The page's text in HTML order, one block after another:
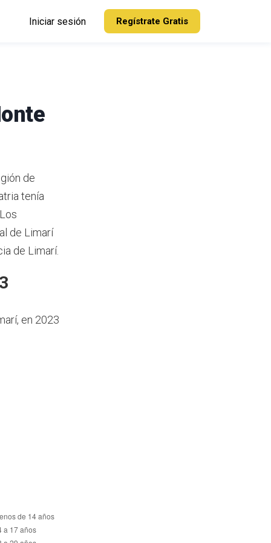
Iniciar sesión Regístrate Gratis
de
tenía
de Limarí
de Limarí.
en 2023